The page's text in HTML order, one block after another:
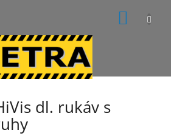
dl. rukáv s